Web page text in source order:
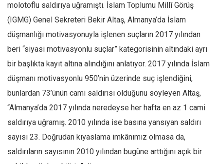
molotoflu saldırıya uğramıştı. İslam Toplumu Millî Görüş
(IGMG) Genel Sekreteri Bekir Altaş, Almanya’da İslam
düşmanlığı motivasyonuyla işlenen suçların 2017 yılından
beri “siyasi motivasyonlu suçlar” kategorisinin altındaki ayrı
bir başlıkta kayıt altına alındığını anlatıyor. 2017 yılında İslam
düşmanı motivasyonlu 950’nin üzerinde suç işlendiğini,
bunlardan 73’ünün cami saldırısı olduğunu söyleyen Altaş,
“Almanya’da 2017 yılında neredeyse her hafta en az 1 cami
saldırıya uğramış. 2010 yılında ise basına yansıyan saldırı
sayısı 23. Doğrudan kıyaslama imkânımız olmasa da,
saldırıların sayısının 2010 yılından bugüne arttığını açık bir